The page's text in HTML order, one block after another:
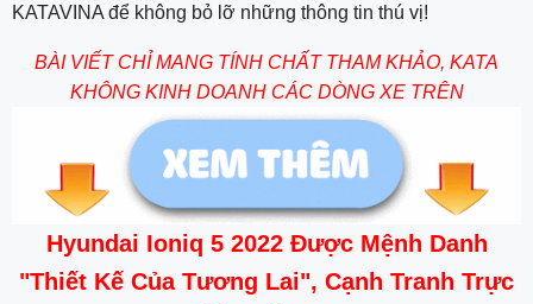
KATAVINA để không bỏ lỡ những thông tin thú vị!
BÀI VIẾT CHỈ MANG TÍNH CHẤT THAM KHẢO, KATA
KHÔNG KINH DOANH CÁC DÒNG XE TRÊN
Hyundai Ioniq 5 2022 Được Mệnh Danh
"Thiết Kế Của Tương Lai", Cạnh Tranh Trực